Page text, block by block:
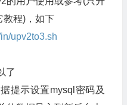
教程)，如下
upv2to3.sh
了
提示设置mysql密码及